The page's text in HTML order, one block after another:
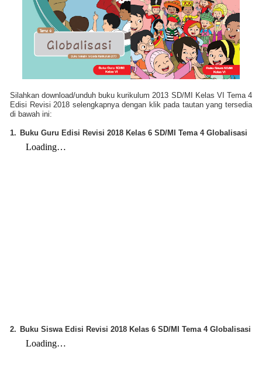
Silahkan download/unduh buku kurikulum 2013 SD/MI Kelas VI Tema 4
Edisi Revisi 2018 selengkapnya dengan klik pada tautan yang tersedia
di bawah ini:
1. Buku Guru Edisi Revisi 2018 Kelas 6 SD/MI Tema 4 Globalisasi
2. Buku Siswa Edisi Revisi 2018 Kelas 6 SD/MI Tema 4 Globalisasi